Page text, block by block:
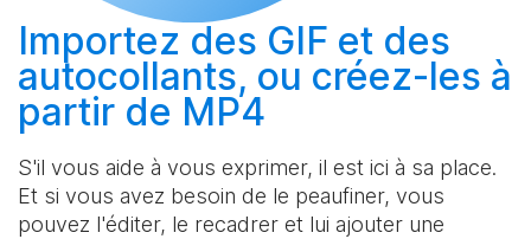
Importez des GIF et des
autocollants, ou créez-les à
partir de MP4
S'il vous aide à vous exprimer, il est ici à sa place.
Et si vous avez besoin de le peaufiner, vous
pouvez l'éditer, le recadrer et lui ajouter une